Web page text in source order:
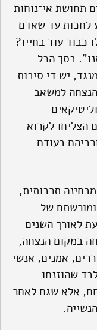
תחושת אי־נוחות
לחכות עד שאדם
כבוד עוד בחייו?
בסך הכל
יש די סיבות
למשאב
הצליחו לקרוא
בעודם
תרבותית,
של
לאורך השנים
במקום הנצחה,
אמנים, אנשי
שהוזנחו
אלא שגם לאחר